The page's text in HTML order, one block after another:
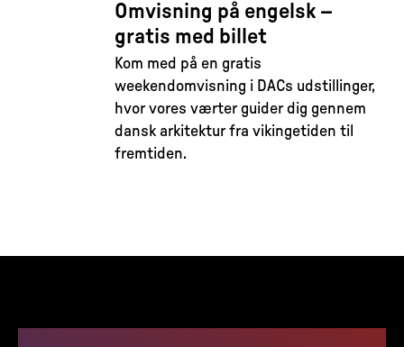
Omvisning på engelsk –
gratis med billet
Kom med på en gratis
weekendomvisning i DACs udstillinger,
hvor vores værter guider dig gennem
dansk arkitektur fra vikingetiden til
fremtiden.